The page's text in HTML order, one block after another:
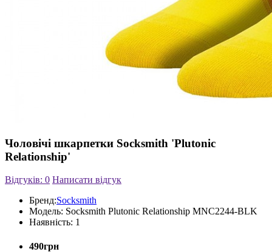
Чоловічі шкарпетки Socksmith 'Plutonic
Relationship'
Відгуків: 0 Написати відгук
Бренд:Socksmith
Модель: Socksmith Plutonic Relationship MNC2244-BLK
Наявність: 1
490грн